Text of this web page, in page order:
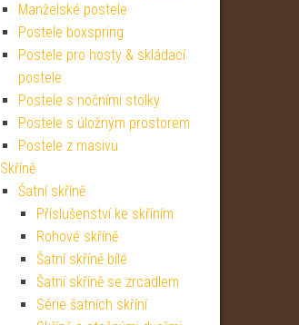
Manželské postele
Postele boxspring
Postele pro hosty & skládací
postele
Postele s nočními stolky
Postele s úložným prostorem
Postele z masivu
Skříně
Šatní skříně
Příslušenství ke skříním
Rohové skříně
Šatní skříně bílé
Šatní skříně se zrcadlem
Série šatních skříní